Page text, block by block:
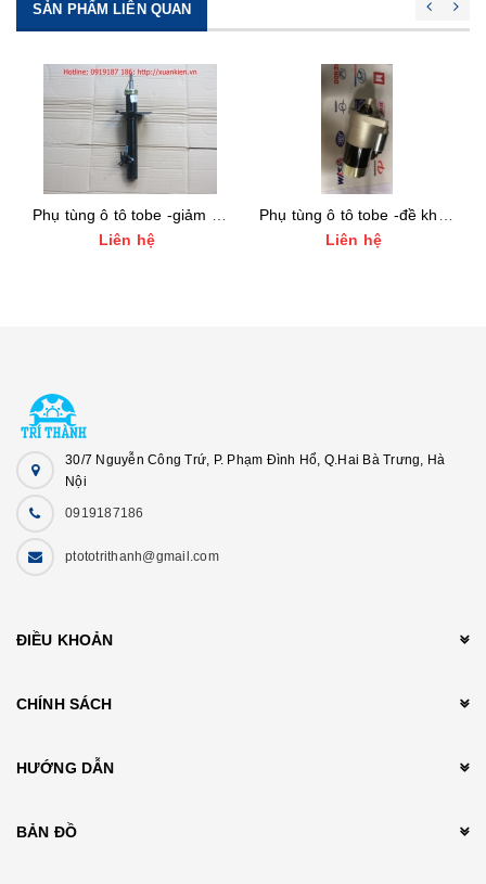
SẢN PHẨM LIÊN QUAN
Phụ tùng ô tô tobe -giảm xóc trước, giảm xóc sau tobe
Phụ tùng ô tô tobe -đề khởi động tốt nhất
30/7 Nguyễn Công Trứ, P. Phạm Đình Hổ, Q.Hai Bà Trưng, Hà
Nội
0919187186
ptototrithanh@gmail.com
ĐIỀU KHOẢN
CHÍNH SÁCH
HƯỚNG DẪN
BẢN ĐỒ